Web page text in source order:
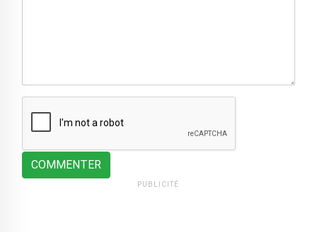
COMMENTER
PUBLICITÉ